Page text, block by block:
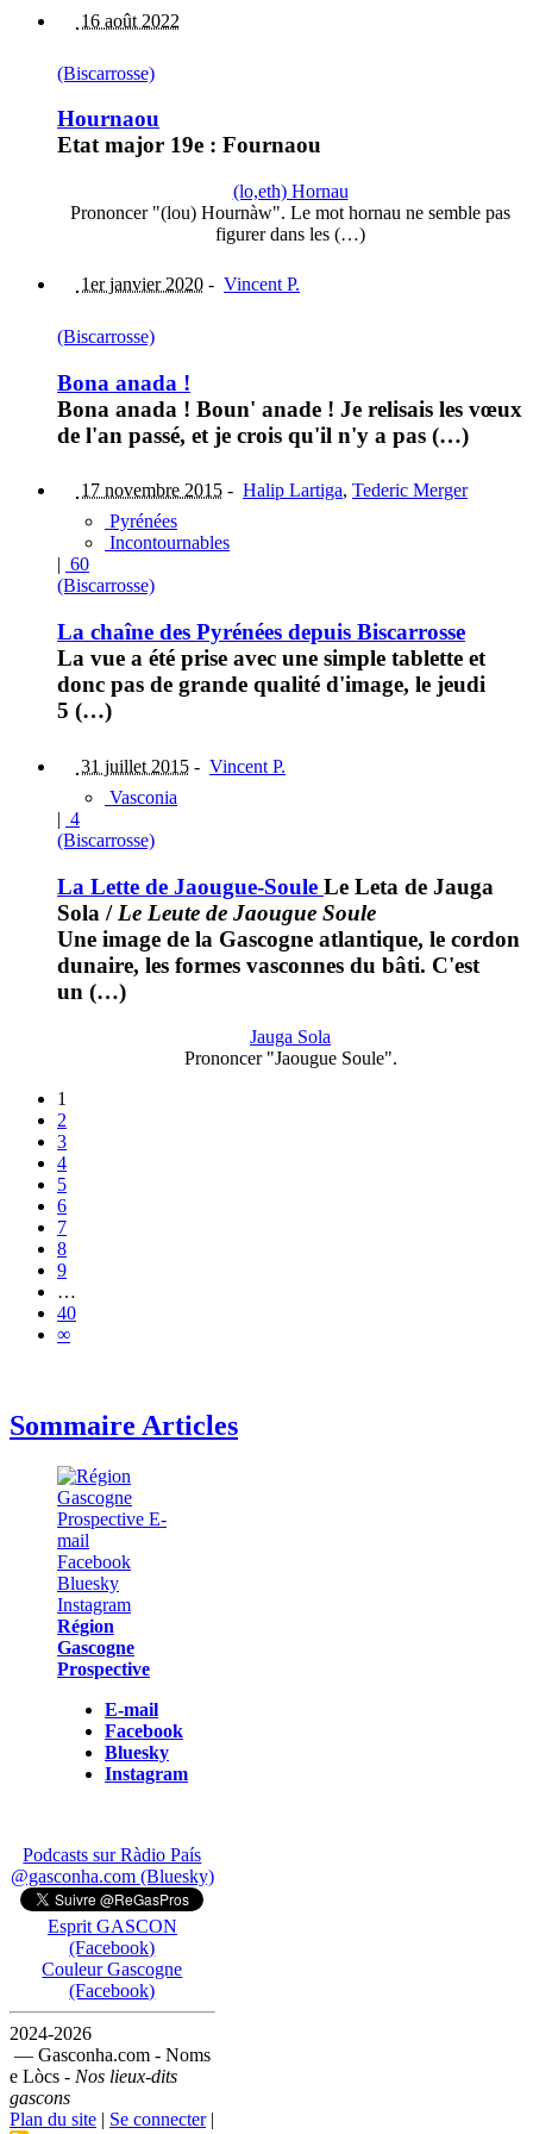
16 août 2022
(Biscarrosse)
Hournaou
Etat major 19e : Fournaou
(lo,eth) Hornau
Prononcer "(lou) Hournàw". Le mot hornau ne semble pas
figurer dans les (…)
1er janvier 2020 - Vincent P.
(Biscarrosse)
Bona anada !
Bona anada ! Boun' anade ! Je relisais les vœux
de l'an passé, et je crois qu'il n'y a pas (…)
17 novembre 2015 - Halip Lartiga, Tederic Merger
Pyrénées
Incontournables
| 60
(Biscarrosse)
La chaîne des Pyrénées depuis Biscarrosse
La vue a été prise avec une simple tablette et
donc pas de grande qualité d'image, le jeudi
5 (…)
31 juillet 2015 - Vincent P.
Vasconia
| 4
(Biscarrosse)
La Lette de Jaougue-Soule Le Leta de Jauga
Sola / Le Leute de Jaougue Soule
Une image de la Gascogne atlantique, le cordon
dunaire, les formes vasconnes du bâti. C'est
un (…)
Jauga Sola
Prononcer "Jaougue Soule".
1
2
3
4
5
6
7
8
9
…
40
∞
Sommaire Articles
Région
Gascogne
Prospective
E-mail
Facebook
Bluesky
Instagram
Podcasts sur Ràdio País
@gasconha.com (Bluesky)
Esprit GASCON
(Facebook)
Couleur Gascogne
(Facebook)
2024-2026
— Gasconha.com - Noms
e Lòcs - Nos lieux-dits
gascons
Plan du site | Se connecter|